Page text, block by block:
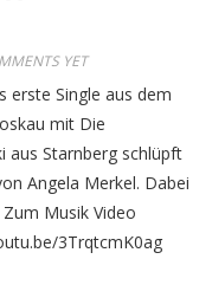
YET
erste Single aus dem
mit Die
aus Starnberg schlüpft
Angela Merkel. Dabei
Musik Video
3TrqtcmK0ag